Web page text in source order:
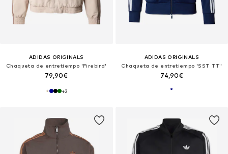
ADIDAS ORIGINALS
Chaqueta de entretiempo 'Firebird'
79,90€
+2
ADIDAS ORIGINALS
Chaqueta de entretiempo 'SST TT'
74,90€